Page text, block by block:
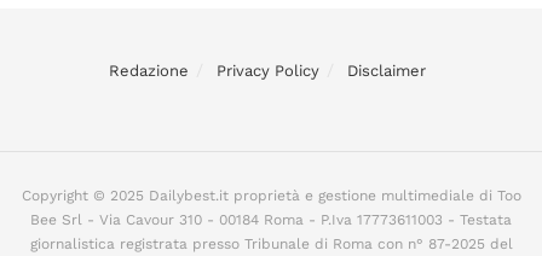
Redazione Privacy Policy Disclaimer
Copyright © 2025 Dailybest.it proprietà e gestione multimediale di Too
Bee Srl - Via Cavour 310 - 00184 Roma - P.Iva 17773611003 - Testata
giornalistica registrata presso Tribunale di Roma con n° 87-2025 del